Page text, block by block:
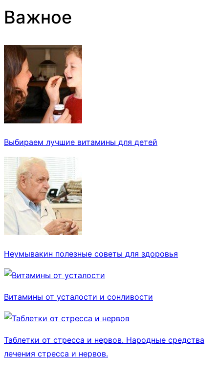
Важное
Выбираем лучшие витамины для детей
Неумывакин полезные советы для здоровья
Витамины от усталости и сонливости
Таблетки от стресса и нервов. Народные средства
лечения стресса и нервов.